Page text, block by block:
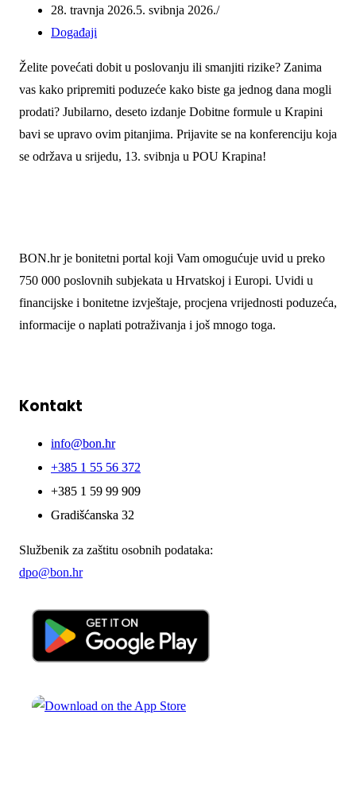
28. travnja 2026.5. svibnja 2026.
Događaji
Želite povećati dobit u poslovanju ili smanjiti rizike? Zanima
vas kako pripremiti poduzeće kako biste ga jednog dana mogli
prodati? Jubilarno, deseto izdanje Dobitne formule u Krapini
bavi se upravo ovim pitanjima. Prijavite se na konferenciju koja
se održava u srijedu, 13. svibnja u POU Krapina!
BON.hr je bonitetni portal koji Vam omogućuje uvid u preko
750 000 poslovnih subjekata u Hrvatskoj i Europi. Uvidi u
financijske i bonitetne izvještaje, procjena vrijednosti poduzeća,
informacije o naplati potraživanja i još mnogo toga.
Kontakt
info@bon.hr
+385 1 55 56 372
+385 1 59 99 909
Gradišćanska 32
Službenik za zaštitu osobnih podataka:
dpo@bon.hr